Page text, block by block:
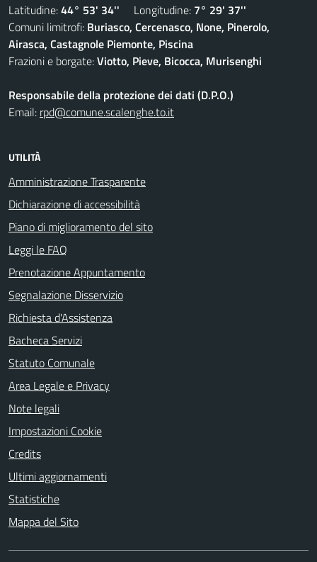
Latitudine:44° 53' 34'' Longitudine: 7° 29' 37''
Comuni limitrofi: Buriasco, Cercenasco, None, Pinerolo,
Airasca, Castagnole Piemonte, Piscina
Frazioni e borgate:Viotto, Pieve, Bicocca, Murisenghi
Responsabile della protezione dei dati (D.P.O.)
Email: rpd@comune.scalenghe.to.it
UTILITÀ
Amministrazione Trasparente
Dichiarazione di accessibilità
Piano di miglioramento del sito
Leggi le FAQ
Prenotazione Appuntamento
Segnalazione Disservizio
Richiesta d'Assistenza
Bacheca Servizi
Statuto Comunale
Area Legale e Privacy
Note legali
Impostazioni Cookie
Credits
Ultimi aggiornamenti
Statistiche
Mappa del Sito